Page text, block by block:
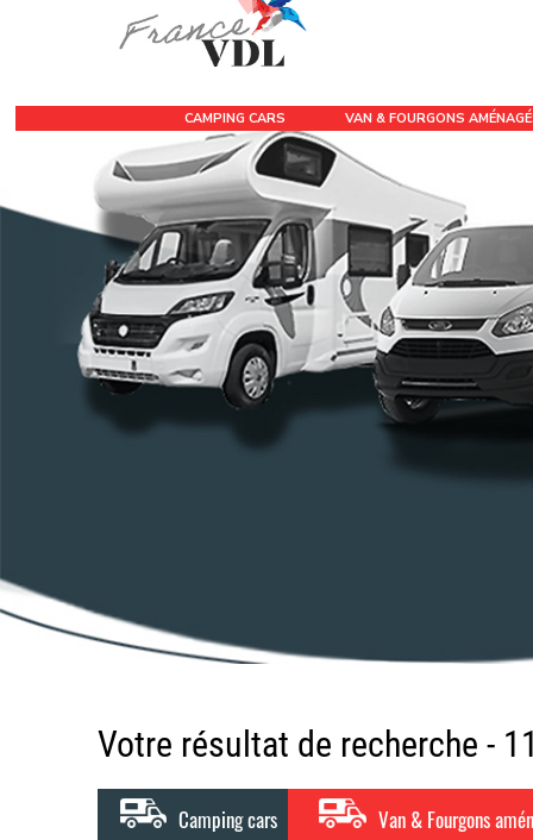
CAMPING CARS VAN & FOURGONS
Votre résultat de recherche -
Camping cars Van & Fourgons